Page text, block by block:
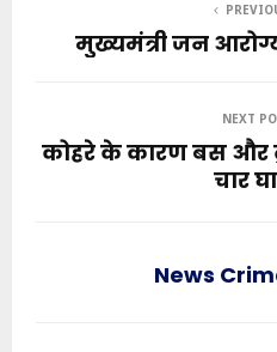
मुख्यमंत्री जन
NEXT
कोहरे के कारण बस और
चार
News